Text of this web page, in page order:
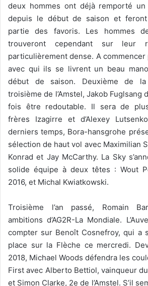
deux hommes ont déjà remporté un
depuis le début de saison et
partie des favoris. Les hommes
trouveront cependant sur leur
particulièrement dense. A commencer
avec qui ils se livrent un beau
début de saison. Deuxième de la
troisième de l’Amstel, Jakob Fuglsang
fois être redoutable. Il sera de
frères Izagirre et d’Alexey
derniers temps, Bora-hansgrohe
sélection de haut vol avec Maximilian
Konrad et Jay McCarthy. La Sky
solide équipe à deux têtes : Wout
2016, et Michal Kwiatkowski.
Troisième l’an passé, Romain
ambitions d’AG2R-La Mondiale.
compter sur Benoît Cosnefroy, qui a
place sur la Flèche ce mercredi.
2018, Michael Woods défendra les
First avec Alberto Bettiol, vainqueur
et Simon Clarke, 2e de l’Amstel. S’il